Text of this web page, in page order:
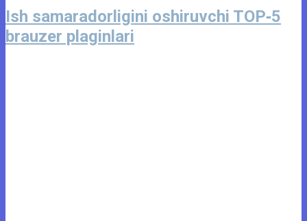
Ish samaradorligini oshiruvchi TOP‑5
brauzer plaginlari